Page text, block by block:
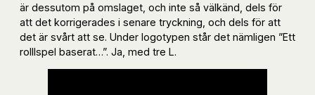
är dessutom på omslaget, och inte så välkänd, dels för
att det korrigerades i senare tryckning, och dels för att
det är svårt att se. Under logotypen står det nämligen ”Ett
rolllspel baserat…”. Ja, med tre L.